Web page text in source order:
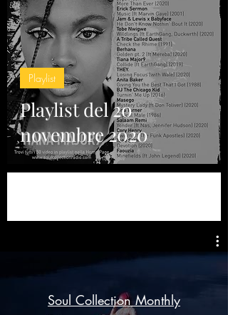
Playlist del 20
novembre 2020
Playlist
Soul Collection Monthly